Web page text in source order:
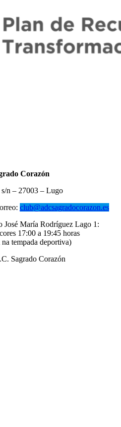
Corazón
n – 27003 – Lugo
club@adcsagradocorazon.es
José María Rodríguez Lago 1:
17:00 a 19:45 horas
tempada deportiva)
Sagrado Corazón